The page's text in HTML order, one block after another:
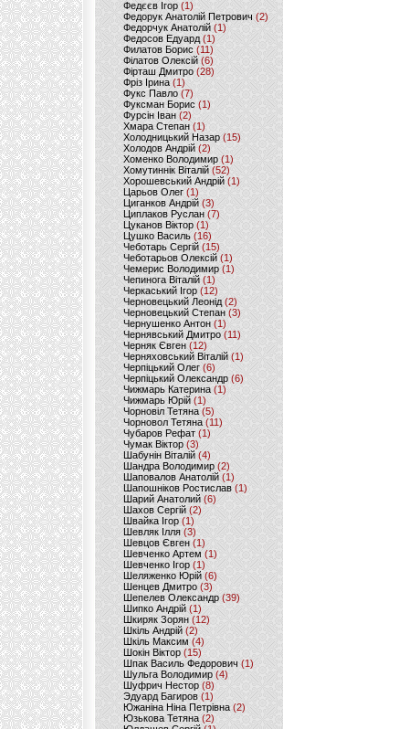
Федєєв Ігор (1)
Федорук Анатолій Петрович (2)
Федорчук Анатолій (1)
Федосов Едуард (1)
Филатов Борис (11)
Філатов Олексій (6)
Фірташ Дмитро (28)
Фріз Ірина (1)
Фукс Павло (7)
Фуксман Борис (1)
Фурсін Іван (2)
Хмара Степан(1)
Холодницький Назар(15)
Холодов Андрій (2)
Хоменко Володимир (1)
Хомутиннік Віталій (52)
Хорошевський Андрій (1)
Царьов Олег (1)
Циганков Андрій (3)
Циплаков Руслан(7)
Цуканов Віктор (1)
Цушко Василь (16)
Чеботарь Сергій (15)
Чеботарьов Олексій (1)
Чемерис Володимир (1)
Чепинога Віталій (1)
Черкаський Ігор (12)
Черновецький Леонід(2)
Черновецький Степан (3)
Чернушенко Антон (1)
Чернявський Дмитро(11)
Черняк Євген(12)
Черняховський Віталій (1)
Черпіцький Олег (6)
Черпіцький Олександр (6)
Чижмарь Катерина (1)
Чижмарь Юрій (1)
Чорновіл Тетяна (5)
Чорновол Тетяна (11)
Чубаров Рефат (1)
Чумак Віктор(3)
Шабунін Віталій (4)
Шандра Володимир (2)
Шаповалов Анатолій(1)
Шапошніков Ростислав(1)
Шарий Анатолий(6)
Шахов Сергій(2)
Швайка Ігор (1)
Шевляк Ілля (3)
Шевцов Євген (1)
Шевченко Артем(1)
Шевченко Ігор(1)
Шеляженко Юрій (6)
Шенцев Дмитро (3)
Шепелев Олександр (39)
Шипко Андрій(1)
Шкиряк Зорян(12)
Шкіль Андрій(2)
Шкіль Максим (4)
Шокін Віктор (15)
Шпак Василь Федорович (1)
Шульга Володимир (4)
Шуфрич Нестор(8)
Эдуард Багиров (1)
Южаніна Ніна Петрівна (2)
Юзькова Тетяна(2)